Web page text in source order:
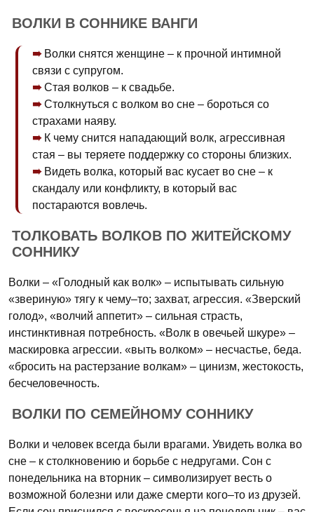
ВОЛКИ В СОННИКЕ ВАНГИ
Волки снятся женщине – к прочной интимной
связи с супругом.
Стая волков – к свадьбе.
Столкнуться с волком во сне – бороться со
страхами наяву.
К чему снится нападающий волк, агрессивная
стая – вы теряете поддержку со стороны близких.
Видеть волка, который вас кусает во сне – к
скандалу или конфликту, в который вас
постараются вовлечь.
ТОЛКОВАТЬ ВОЛКОВ ПО ЖИТЕЙСКОМУ
СОННИКУ
Волки – «Голодный как волк» – испытывать сильную
«звериную» тягу к чему–то; захват, агрессия. «Зверский
голод», «волчий аппетит» – сильная страсть,
инстинктивная потребность. «Волк в овечьей шкуре» –
маскировка агрессии. «выть волком» – несчастье, беда.
«бросить на растерзание волкам» – цинизм, жестокость,
бесчеловечность.
ВОЛКИ ПО СЕМЕЙНОМУ СОННИКУ
Волки и человек всегда были врагами. Увидеть волка во
сне – к столкновению и борьбе с недругами. Сон с
понедельника на вторник – символизирует весть о
возможной болезни или даже смерти кого–то из друзей.